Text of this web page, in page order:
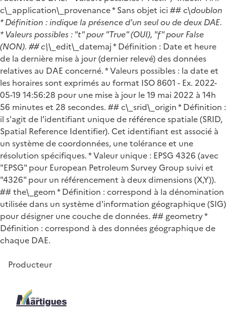
c\_application\_provenance * Sans objet ici ## c\doublon
* Définition : indique la présence d'un seul ou de deux DAE.
* Valeurs possibles : "t" pour "True" (OUI), "f" pour False
(NON). ## c\\_edit\_datemaj * Définition : Date et heure
de la dernière mise à jour (dernier relevé) des données
relatives au DAE concerné. * Valeurs possibles : la date et
les horaires sont exprimés au format ISO 8601 - Ex. 2022-
05-19 14:56:28 pour une mise à jour le 19 mai 2022 à 14h
56 minutes et 28 secondes. ## c\_srid\_origin * Définition :
il s'agit de l'identifiant unique de référence spatiale (SRID,
Spatial Reference Identifier). Cet identifiant est associé à
un système de coordonnées, une tolérance et une
résolution spécifiques. * Valeur unique : EPSG 4326 (avec
"EPSG" pour European Petroleum Survey Group suivi et
"4326" pour un référencement à deux dimensions (X,Y)).
## the\_geom * Définition : correspond à la dénomination
utilisée dans un système d'information géographique (SIG)
pour désigner une couche de données. ## geometry *
Définition : correspond à des données géographique de
chaque DAE.
Producteur